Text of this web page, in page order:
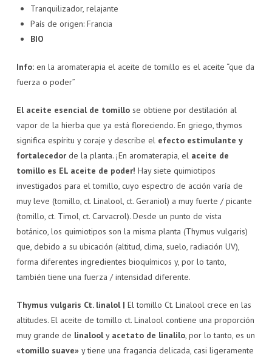
Tranquilizador, relajante
País de origen: Francia
BIO
Info:en la aromaterapia el aceite de tomillo es el aceite “que da
fuerza o poder”
El aceite esencial de tomillo se obtiene por destilación al
vapor de la hierba que ya está floreciendo. En griego, thymos
significa espíritu y coraje y describe el efecto estimulante y
fortalecedorde la planta. ¡En aromaterapia, el aceite de
tomillo es EL aceite de poder! Hay siete quimiotipos
investigados para el tomillo, cuyo espectro de acción varía de
muy leve (tomillo, ct. Linalool, ct. Geraniol) a muy fuerte / picante
(tomillo, ct. Timol, ct. Carvacrol). Desde un punto de vista
botánico, los quimiotipos son la misma planta (Thymus vulgaris)
que, debido a su ubicación (altitud, clima, suelo, radiación UV),
forma diferentes ingredientes bioquímicos y, por lo tanto,
también tiene una fuerza / intensidad diferente.
Thymus vulgaris Ct. linalol | El tomillo Ct. Linalool crece en las
altitudes. El aceite de tomillo ct. Linalool contiene una proporción
muy grande de linalooly acetato de linalilo, por lo tanto, es un
«tomillo suave»y tiene una fragancia delicada, casi ligeramente